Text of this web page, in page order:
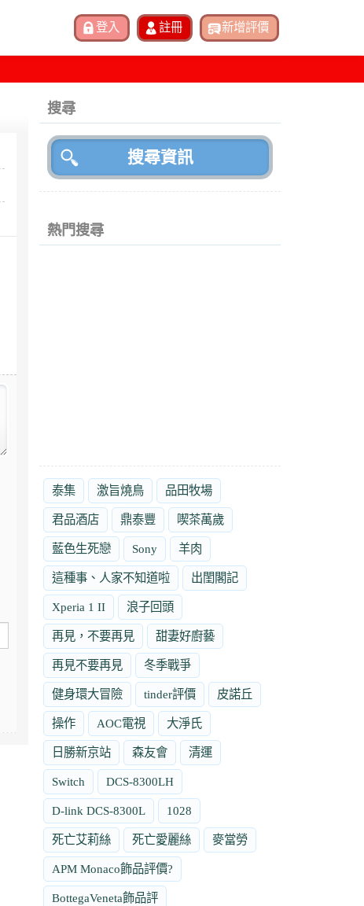
搜尋
熱門搜尋
泰集 激旨燒鳥 品田牧場
君品酒店 鼎泰豐 喫茶萬歲
藍色生死戀 Sony 羊肉
這種事、人家不知道啦 出閨閣記
Xperia 1 II 浪子回頭
再見，不要再見 甜妻好廚藝
再見不要再見 冬季戰爭
健身環大冒險 tinder評價 皮諾丘
操作 AOC電視 大淨氏
日勝新京站 森友會 清運
Switch DCS-8300LH
D-link DCS-8300L 1028
死亡艾莉絲 死亡愛麗絲 麥當勞
APM Monaco飾品評價?
BottegaVeneta飾品評